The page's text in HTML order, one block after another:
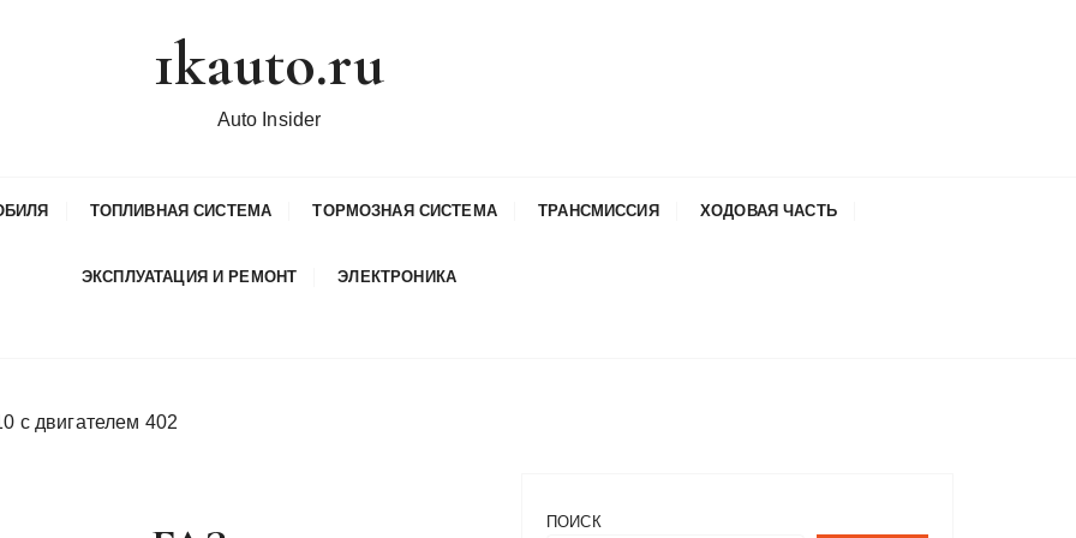
1kauto.ru
Auto Insider
ТОПЛИВНАЯ СИСТЕМА ТОРМОЗНАЯ СИСТЕМА ТРАНСМИССИЯ ХОДОВАЯ ЧАСТЬ
ЭКСПЛУАТАЦИЯ И РЕМОНТ ЭЛЕКТРОНИКА
с двигателем 402
ПОИСК